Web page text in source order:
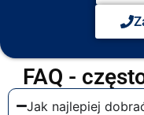
FAQ -
Jak najlepiej